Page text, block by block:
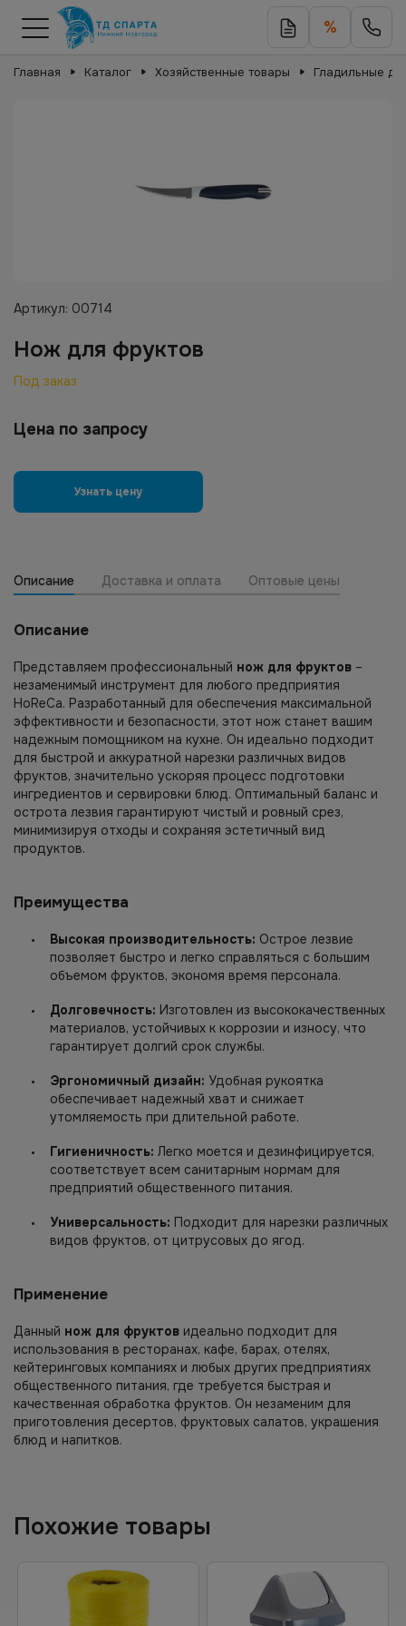
%
Главная Каталог Хозяйственные товары Гладильные
Артикул: 00714
Нож для фруктов
Под заказ
Цена по запросу
Узнать цену
Описание Доставка и оплата Оптовые цены
Описание
Представляем профессиональный нож для фруктов –
незаменимый инструмент для любого предприятия
HoReCa. Разработанный для обеспечения максимальной
эффективности и безопасности, этот нож станет вашим
надежным помощником на кухне. Он идеально подходит
для быстрой и аккуратной нарезки различных видов
фруктов, значительно ускоряя процесс подготовки
ингредиентов и сервировки блюд. Оптимальный баланс и
острота лезвия гарантируют чистый и ровный срез,
минимизируя отходы и сохраняя эстетичный вид
продуктов.
Преимущества
Высокая производительность: Острое лезвие
позволяет быстро и легко справляться с большим
объемом фруктов, экономя время персонала.
Долговечность: Изготовлен из высококачественных
материалов, устойчивых к коррозии и износу, что
гарантирует долгий срок службы.
Эргономичный дизайн: Удобная рукоятка
обеспечивает надежный хват и снижает
утомляемость при длительной работе.
Гигиеничность: Легко моется и дезинфицируется,
соответствует всем санитарным нормам для
предприятий общественного питания.
Универсальность: Подходит для нарезки различных
видов фруктов, от цитрусовых до ягод.
Применение
Данный нож для фруктов идеально подходит для
использования в ресторанах, кафе, барах, отелях,
кейтеринговых компаниях и любых других предприятиях
общественного питания, где требуется быстрая и
качественная обработка фруктов. Он незаменим для
приготовления десертов, фруктовых салатов, украшения
блюд и напитков.
Похожие товары